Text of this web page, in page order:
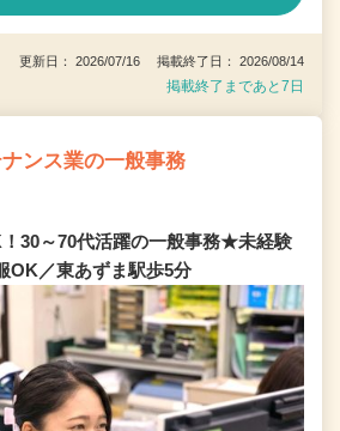
更新日： 2026/07/16 掲載終了日： 2026/08/14
掲載終了まであと7日
ンス業の一般事務
30～70代活躍の一般事務★未経験
OK／東あずま駅歩5分